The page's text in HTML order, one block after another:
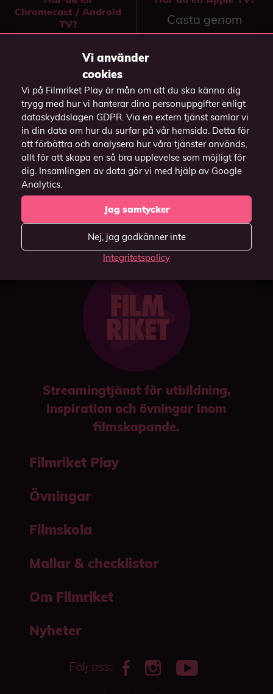
Vi använder
cookies
Vi på Filmriket Play är mån om att du ska känna dig
trygg med hur vi hanterar dina personuppgifter enligt
dataskyddslagen GDPR. Via en extern tjänst samlar vi
in din data om hur du surfar på vår hemsida. Detta för
att förbättra och analysera hur våra tjänster används,
allt för att skapa en så bra upplevelse som möjligt för
dig. Insamlingen av data gör vi med hjälp av Google
Analytics.
Jag samtycker
Nej, jag godkänner inte
Integritetspolicy
Chromecast / Android
TV?
genom att
högerklicka på
videon och välj
"Casta" och välj
din enhet.
(Funkar endast i
webbläsaren Chrome).
Casta genom
knappen
på
(Funkar endast i
webbläsaren Safari)
Streamingtjänst för utbildning,
inspiration och övningar inom
filmskapande.
Filmriket Play
Övningar
Filmskola
Mallar & checklistor
Om Filmriket
Nyheter
Följ oss: